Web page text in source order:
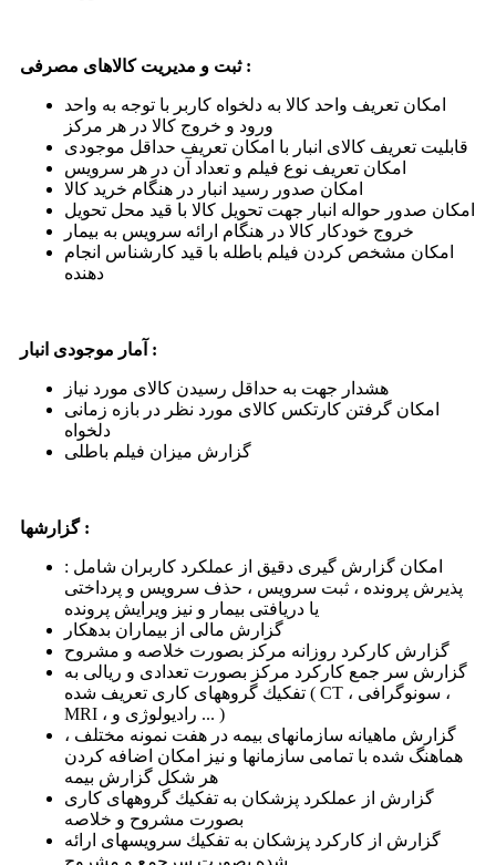
ثبت و مدیریت كالاهای مصرفی :
امكان تعریف واحد كالا به دلخواه كاربر با توجه به واحد
ورود و خروج كالا در هر مركز
قابلیت تعریف كالای انبار با امكان تعریف حداقل موجودی
امكان تعریف نوع فیلم و تعداد آن در هر سرویس
امكان صدور رسید انبار در هنگام خرید كالا
امكان صدور حواله انبار جهت تحویل كالا با قید محل تحویل
خروج خودكار كالا در هنگام ارائه سرویس به بیمار
امكان مشخص كردن فیلم باطله با قید كارشناس انجام
دهنده
آمار موجودی انبار :
هشدار جهت به حداقل رسیدن كالای مورد نیاز
امكان گرفتن كارتكس كالای مورد نظر در بازه زمانی
دلخواه
گزارش میزان فیلم باطلی
گزارشها :
امكان گزارش گیری دقیق از عملكرد كاربران شامل :
پذیرش پرونده ، ثبت سرویس ، حذف سرویس و پرداختی
یا دریافتی بیمار و نیز ویرایش پرونده
گزارش مالی از بیماران بدهكار
گزارش كاركرد روزانه مركز بصورت خلاصه و مشروح
گزارش سر جمع كاركرد مركز بصورت تعدادی و ریالی به
تفكیك گروههای كاری تعریف شده ( CT ، سونوگرافی ،
MRI ، رادیولوژی و ... )
گزارش ماهیانه سازمانهای بیمه در هفت نمونه مختلف ،
هماهنگ شده با تمامی سازمانها و نیز امكان اضافه كردن
هر شكل گزارش بیمه
گزارش از عملكرد پزشكان به تفكیك گروههای كاری
بصورت مشروح و خلاصه
گزارش از كاركرد پزشكان به تفكیك سرویسهای ارائه
شده بصورت سرجمع و مشروح